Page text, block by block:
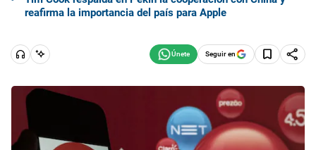
reafirma la importancia del país para Apple
Seguir en